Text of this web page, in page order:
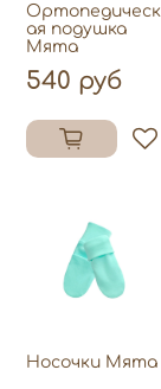
Ортопедическ
ая подушка
Мята
540 руб
Носочки Мята